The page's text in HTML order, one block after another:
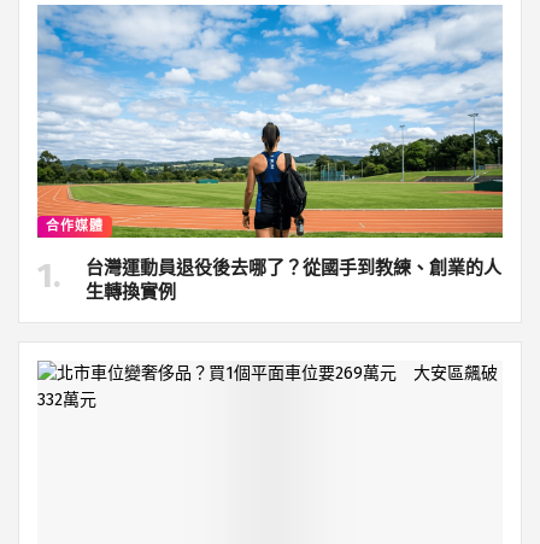
合作媒體
台灣運動員退役後去哪了？從國手到教練、創業的人
生轉換實例